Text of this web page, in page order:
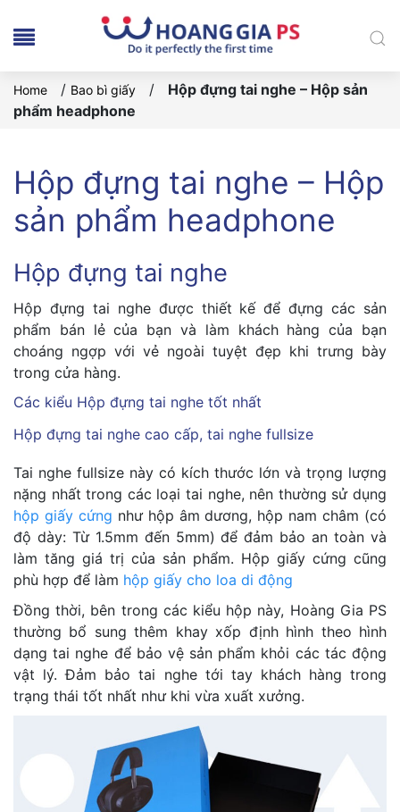
Home / Bao bì giấy /
Hộp đựng tai nghe – Hộp sản
phẩm headphone
Hộp đựng tai nghe – Hộp
sản phẩm headphone
Hộp đựng tai nghe
Hộp đựng tai nghe được thiết kế để đựng các sản
phẩm bán lẻ của bạn và làm khách hàng của bạn
choáng ngợp với vẻ ngoài tuyệt đẹp khi trưng bày
trong cửa hàng.
Các kiểu Hộp đựng tai nghe tốt nhất
Hộp đựng tai nghe cao cấp, tai nghe fullsize
Tai nghe fullsize này có kích thước lớn và trọng lượng
nặng nhất trong các loại tai nghe, nên thường sử dụng
hộp giấy cứng như hộp âm dương, hộp nam châm (có
độ dày: Từ 1.5mm đến 5mm) để đảm bảo an toàn và
làm tăng giá trị của sản phẩm. Hộp giấy cứng cũng
phù hợp để làm hộp giấy cho loa di động
Đồng thời, bên trong các kiểu hộp này, Hoàng Gia PS
thường bổ sung thêm khay xốp định hình theo hình
dạng tai nghe để bảo vệ sản phẩm khỏi các tác động
vật lý. Đảm bảo tai nghe tới tay khách hàng trong
trạng thái tốt nhất như khi vừa xuất xưởng.